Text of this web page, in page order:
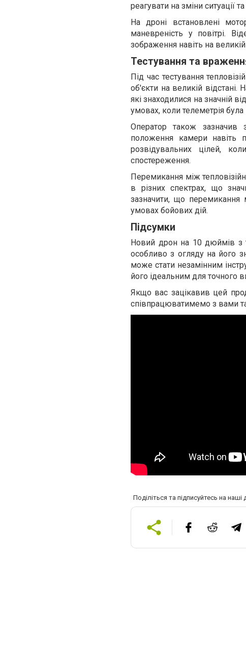
реагувати на зміни ситуації
На дроні встановлені
маневреність у повітрі.
зображення навіть на
Тестування та
Під час тестування
об'єкти на великій
які знаходилися на значній
умовах, коли телеметрія була
Оператор також зазначив
положення камери навіть
розвідувальних цілей,
спостереження.
Перемикання між
в різних спектрах, що
зазначити, що
умовах бойових дій.
Підсумки
Новий дрон на 10 дюймів з
особливо з огляду на його
може стати незамінним
його ідеальним для точного
Якщо вас зацікавив цей
співпрацюватимемо з вами
Поділіться та підписуйтесь на